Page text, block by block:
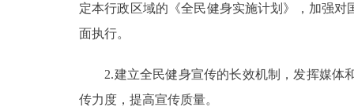
定本行政区域的《全民健身实施计划》，加强对
面执行。
2.建立全民健身宣传的长效机制，发挥媒体和
传力度，提高宣传质量。